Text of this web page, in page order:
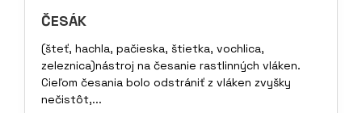
ČESÁK
(šteť, hachla, pačieska, štietka, vochlica,
zeleznica)nástroj na česanie rastlinných vláken.
Cieľom česania bolo odstrániť z vláken zvyšky
nečistôt,...